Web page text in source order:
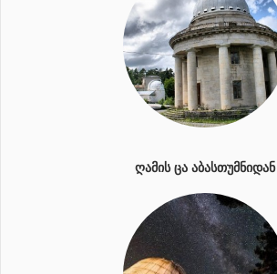
ᲦᲐᲛᲘᲡ ᲪᲐ ᲐᲑᲐᲡᲗᲣᲛᲜᲘᲓᲐᲜ